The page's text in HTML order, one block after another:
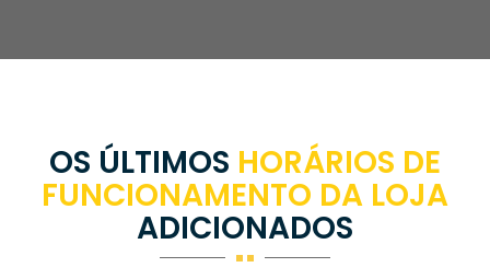
OS ÚLTIMOS HORÁRIOS DE
FUNCIONAMENTO DA LOJA
ADICIONADOS